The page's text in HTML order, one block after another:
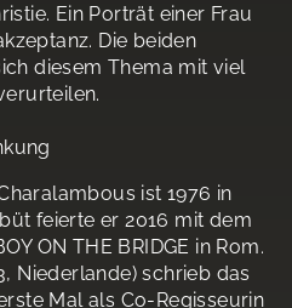
Ein Porträt einer Frau
Die beiden
diesem Thema mit viel
ist 1976 in
feierte er 2016 mit dem
ON THE BRIDGE in Rom.
Niederlande) schrieb das
Mal als Co-Regisseurin